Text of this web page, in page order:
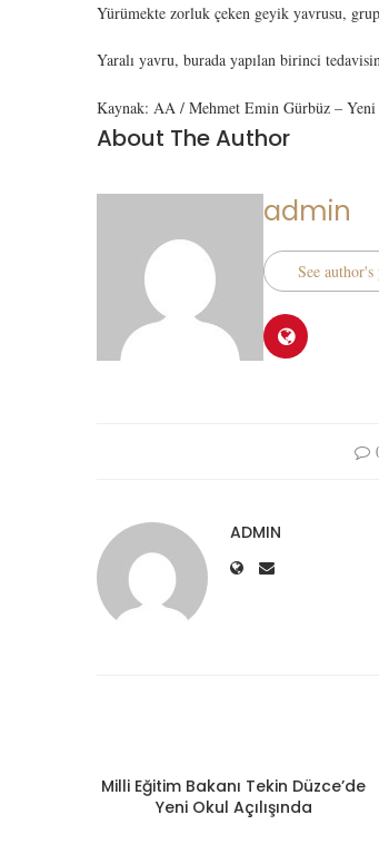
Yürümekte zorluk çeken geyik yavrusu,
Yaralı yavru, burada yapılan birinci
Kaynak: AA / Mehmet Emin Gürbüz – Yeni
About The Author
admin
See author's
ADMIN
Milli Eğitim Bakanı Tekin Düzce’de
Yeni Okul Açılışında